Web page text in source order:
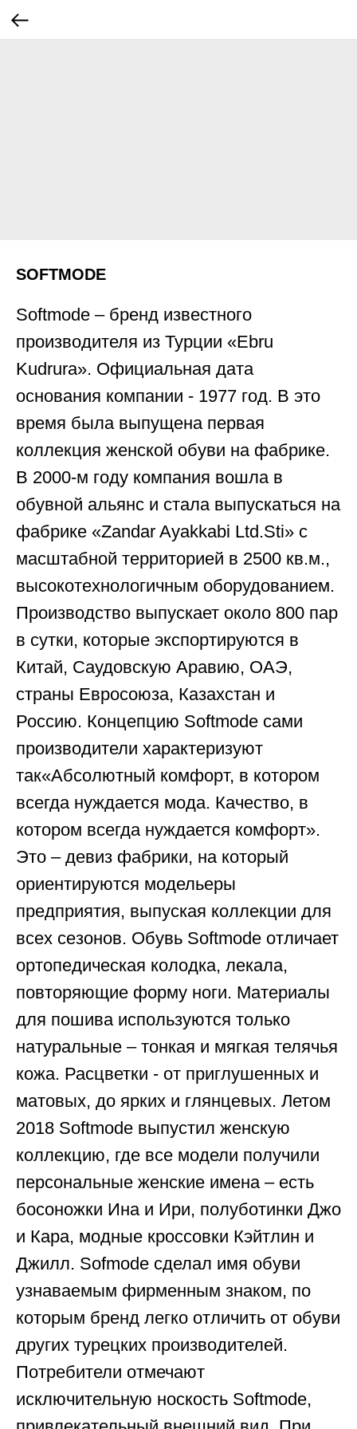
SOFTMODE
Softmode – бренд известного
производителя из Турции «Ebru
Kudrura». Официальная дата
основания компании - 1977 год. В это
время была выпущена первая
коллекция женской обуви на фабрике.
В 2000-м году компания вошла в
обувной альянс и стала выпускаться на
фабрике «Zandar Ayakkabi Ltd.Sti» с
масштабной территорией в 2500 кв.м.,
высокотехнологичным оборудованием.
Производство выпускает около 800 пар
в сутки, которые экспортируются в
Китай, Саудовскую Аравию, ОАЭ,
страны Евросоюза, Казахстан и
Россию. Концепцию Softmode сами
производители характеризуют
так«Абсолютный комфорт, в котором
всегда нуждается мода. Качество, в
котором всегда нуждается комфорт».
Это – девиз фабрики, на который
ориентируются модельеры
предприятия, выпуская коллекции для
всех сезонов. Обувь Softmode отличает
ортопедическая колодка, лекала,
повторяющие форму ноги. Материалы
для пошива используются только
натуральные – тонкая и мягкая телячья
кожа. Расцветки - от приглушенных и
матовых, до ярких и глянцевых. Летом
2018 Softmode выпустил женскую
коллекцию, где все модели получили
персональные женские имена – есть
босоножки Ина и Ири, полуботинки Джо
и Кара, модные кроссовки Кэйтлин и
Джилл. Sofmode сделал имя обуви
узнаваемым фирменным знаком, по
которым бренд легко отличить от обуви
других турецких производителей.
Потребители отмечают
исключительную носкость Softmode,